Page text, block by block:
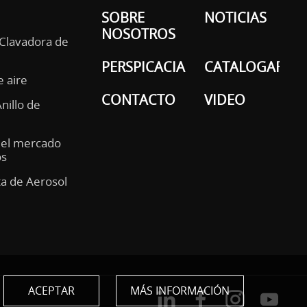
ACEPTAR MÁS INFORMACIÓN
de
aire
de
mercado
de Aerosol
SOBRE
NOSOTROS
NOTICIAS
PERSPICACIA
CATALOGAR
CONTACTO
VIDEO